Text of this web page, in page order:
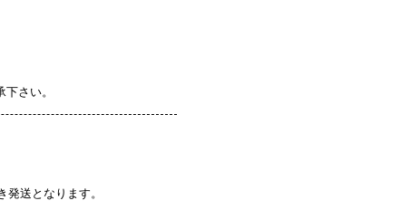
さい。
送となります。